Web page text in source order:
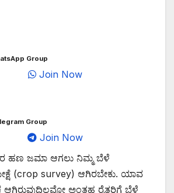
Group
Join Now
Group
Join Now
ಹಣ ಜಮಾ ಆಗಲು ನಿಮ್ಮ ಬೆಳೆ
(crop survey) ಆಗಿರಬೇಕು. ಯಾವ
ಆಗಿರುವುದಿಲ್ಲವೋ ಅಂತಹ ರೈತರಿಗೆ ಬೆಳೆ